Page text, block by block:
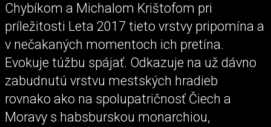
Chybíkom a Michalom Krištofom pri
príležitosti Leta 2017 tieto vrstvy pripomína a
v nečakaných momentoch ich pretína.
Evokuje túžbu spájať. Odkazuje na už dávno
zabudnutú vrstvu mestských hradieb
rovnako ako na spolupatričnosť Čiech a
Moravy s habsburskou monarchiou,